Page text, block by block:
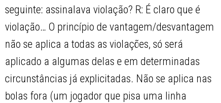
seguinte: assinalava violação? R: É claro que é
violação… O princípio de vantagem/desvantagem
não se aplica a todas as violações, só será
aplicado a algumas delas e em determinadas
circunstâncias já explicitadas. Não se aplica nas
bolas fora (um jogador que pisa uma linha